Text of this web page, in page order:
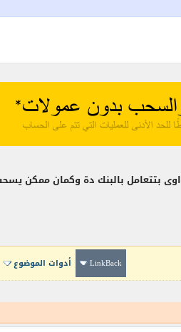
بتتعامل بالبنك دة وكمان ممكن
LinkBack أدوات الموضوع